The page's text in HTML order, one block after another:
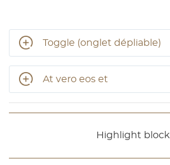
Toggle (onglet dépliable)
At vero eos et
Highlight block